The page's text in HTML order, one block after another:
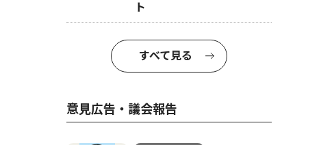
ト
すべて見る
意見広告・議会報告